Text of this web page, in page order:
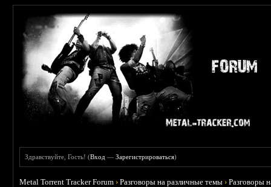
Здравствуйте, Гость! (Вход —Зарегистрироваться)
Metal Torrent Tracker Forum ›Разговоры на различные темы ›Разговоры